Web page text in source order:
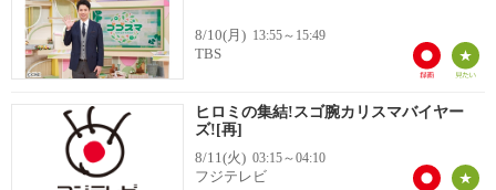
8/10(月) 13:55～15:49
TBS
ヒロミの集結!スゴ腕カリスマバイヤー
ズ![再]
8/11(火) 03:15～04:10
フジテレビ